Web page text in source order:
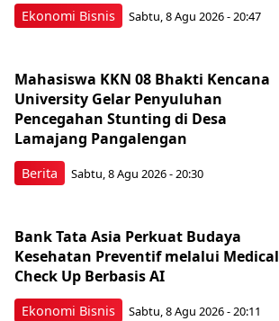
Ekonomi Bisnis Sabtu, 8 Agu 2026 - 20:47
Berita
Mahasiswa KKN 08 Bhakti Kencana
University Gelar Penyuluhan
Pencegahan Stunting di Desa
Lamajang Pangalengan
Sabtu, 8 Agu 2026 - 20:30
Ekonomi Bisnis
Bank Tata Asia Perkuat Budaya
Kesehatan Preventif melalui Medical
Check Up Berbasis AI
Sabtu, 8 Agu 2026 - 20:11